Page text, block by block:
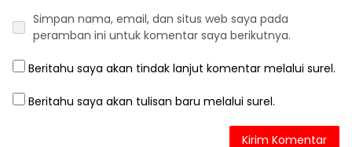
Simpan nama, email, dan situs web saya pada
peramban ini untuk komentar saya berikutnya.
Beritahu saya akan tindak lanjut komentar melalui surel.
Beritahu saya akan tulisan baru melalui surel.